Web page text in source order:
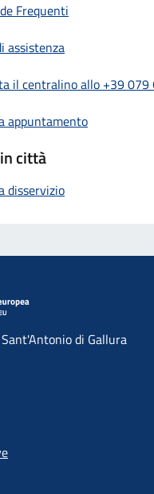
Frequenti
assistenza
il centralino allo +39 079
appuntamento
città
disservizio
di Gallura